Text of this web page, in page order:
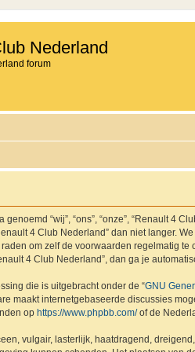
Nederland
forum
“wij”, “ons”, “onze”, “Renault 4
4 Club Nederland” dan niet langer.
om zelf de voorwaarden regelmatig
4 Club Nederland”, dan ga je
die is uitgebracht onder de “GNU
maakt internetgebaseerde discussies
op https://www.phpbb.com/of de
vulgair, lasterlijk, haatdragend,